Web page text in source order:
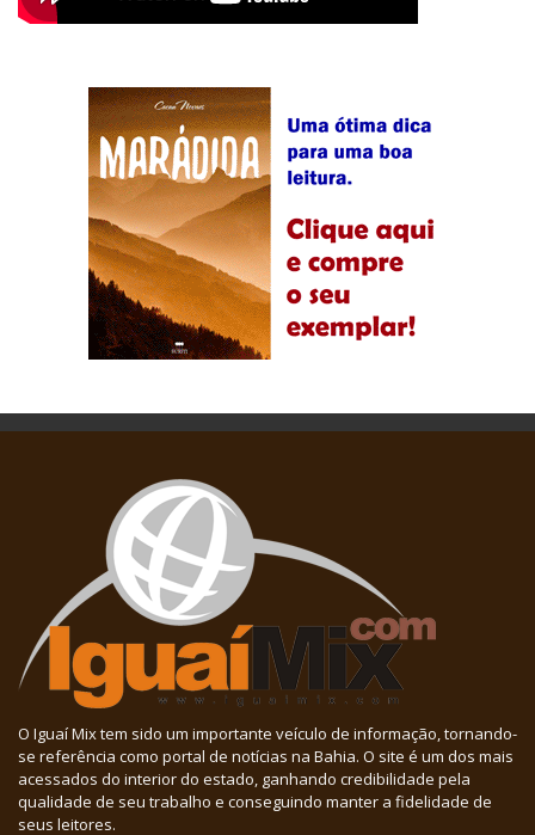
O Iguaí Mix tem sido um importante veículo de informação, tornando-
se referência como portal de notícias na Bahia. O site é um dos mais
acessados do interior do estado, ganhando credibilidade pela
qualidade de seu trabalho e conseguindo manter a fidelidade de
seus leitores.